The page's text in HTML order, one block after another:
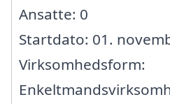
Ansatte: 0
Startdato: 01.
Virksomhedsform: